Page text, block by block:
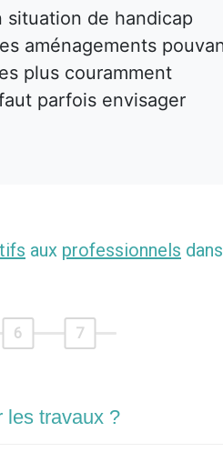
situation de handicap
aménagements
plus couramment
parfois envisager
aux professionnels dans
6 7
les travaux ?